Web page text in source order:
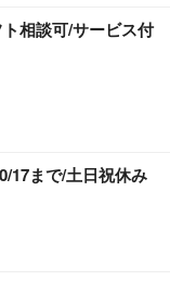
相談可/サービス付
17まで/土日祝休み